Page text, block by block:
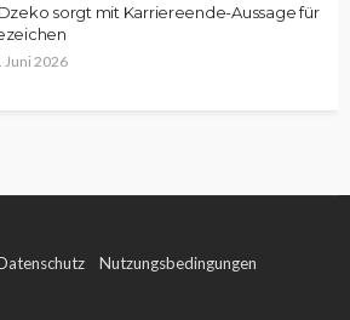
sorgt mit Karriereende-Aussage für
Juni 2026
Nutzungsbedingungen